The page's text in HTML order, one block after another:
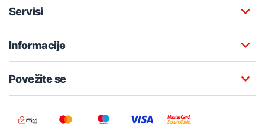
Servisi
Informacije
Povežite se